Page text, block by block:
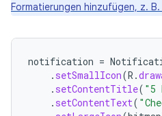
Formatierungen hinzufügen, z.
notification =
. setSmallIcon(R .
. setContentTitle( "5
. setContentText(